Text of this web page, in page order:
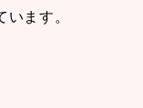
ます。